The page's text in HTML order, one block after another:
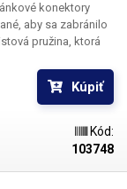
konektory
aby sa zabránilo
pružina, ktorá
Kúpiť
Kód:
103748